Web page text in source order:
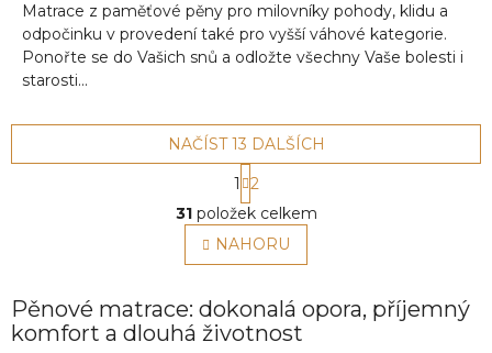
z
5
hvězdiček.
Matrace z paměťové pěny pro milovníky pohody, klidu a
odpočinku v provedení také pro vyšší váhové kategorie.
Ponořte se do Vašich snů a odložte všechny Vaše bolesti i
starosti...
O
v
l
á
a
c
NAČÍST 13 DALŠÍCH
S
t
r
á
n
k
v
á
n
1
2
31položek celkem
NAHORU
Pěnové matrace: dokonalá opora, příjemný
komfort a dlouhá životnost